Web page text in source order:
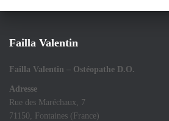
Failla Valentin
Failla Valentin – Ostéopathe D.O.
Adresse
Rue des Maréchaux, 7
71150, Fontaines (France)